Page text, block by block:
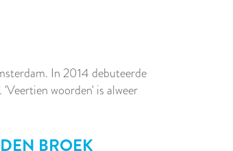
In 2014 debuteerde
woorden' is alweer
BROEK